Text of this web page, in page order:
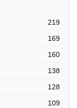
219
169
160
138
128
109